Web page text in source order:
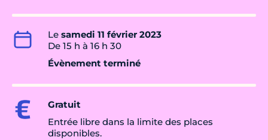
Le samedi 11 février 2023
De 15 h à 16 h 30
Évènement terminé
Gratuit
Entrée libre dans la limite des places
disponibles.